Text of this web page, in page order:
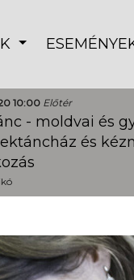
10:00 Előtér
- moldvai és
és